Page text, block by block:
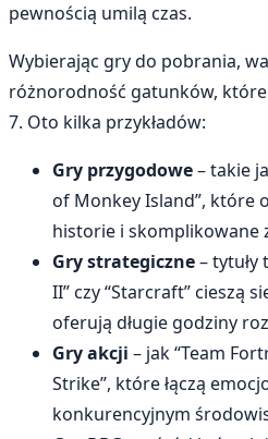
pewnością umilą czas.
Wybierając gry do pobrania,
różnorodność gatunków,
7. Oto kilka przykładów:
Gry przygodowe– takie
of Monkey Island”, które
historie i skomplikowane
Gry strategiczne– tytuły
II” czy “Starcraft” cieszą
oferują długie godziny
Gry akcji – jak “Team
Strike”, które łączą
konkurencyjnym